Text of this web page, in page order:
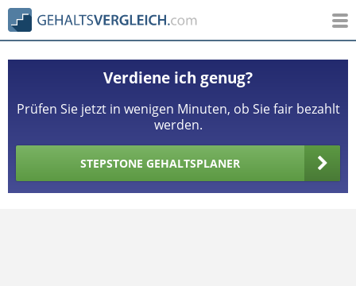
Verdiene ich genug?
Prüfen Sie jetzt in wenigen Minuten, ob Sie fair bezahlt
werden.
STEPSTONE GEHALTSPLANER